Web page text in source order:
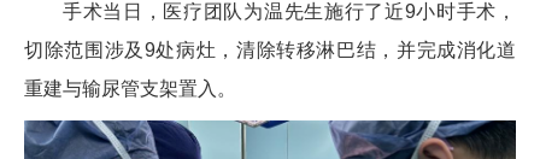
手术当日，医疗团队为温先生施行了近9小时手术，
切除范围涉及9处病灶，清除转移淋巴结，并完成消化道
重建与输尿管支架置入。